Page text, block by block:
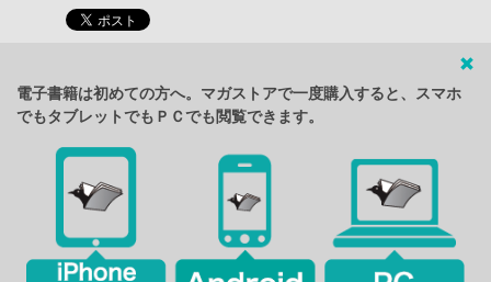
電子書籍は初めての方へ。マガストアで一度購入すると、スマホ
でもタブレットでもＰＣでも閲覧できます。